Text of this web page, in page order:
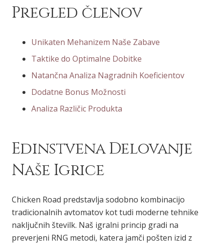
Pregled členov
Unikaten Mehanizem Naše Zabave
Taktike do Optimalne Dobitke
Natančna Analiza Nagradnih Koeficientov
Dodatne Bonus Možnosti
Analiza Različic Produkta
Edinstvena Delovanje
Naše Igrice
Chicken Road predstavlja sodobno kombinacijo
tradicionalnih avtomatov kot tudi moderne tehnike
naključnih številk. Naš igralni princip gradi na
preverjeni RNG metodi, katera jamči pošten izid z